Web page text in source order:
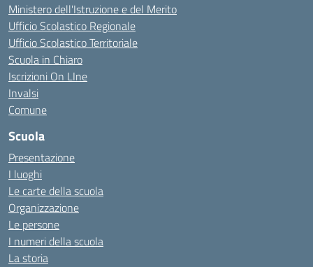
Ministero dell'Istruzione e del Merito
Ufficio Scolastico Regionale
Ufficio Scolastico Territoriale
Scuola in Chiaro
Iscrizioni On LIne
Invalsi
Comune
Scuola
Presentazione
I luoghi
Le carte della scuola
Organizzazione
Le persone
I numeri della scuola
La storia